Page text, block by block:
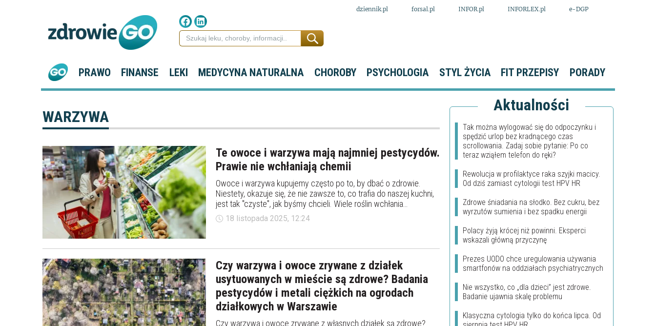
dziennik.pl forsal.pl INFOR.pl INFORLEX.pl e-DGP
PRAWO FINANSE LEKI MEDYCYNA NATURALNA CHOROBY PSYCHOLOGIA STYL ŻYCIA FIT PRZEPISY PORADY
WARZYWA
Te owoce i warzywa mają najmniej pestycydów.
Prawie nie wchłaniają chemii
Owoce i warzywa kupujemy często po to, by dbać o zdrowie.
Niestety, okazuje się, że nie zawsze to, co trafia do naszej kuchni,
jest tak "czyste", jak byśmy chcieli. Wiele roślin wchłania
pozostałości środków ochrony roślin, ale są też takie, które
naturalnie radzą sobie lepiej i prawie nie kumulują chemii. Jakie
18 listopada 2025, 12:24
Czy warzywa i owoce zrywane z działek
usytuowanych w mieście są zdrowe? Badania
pestycydów i metali ciężkich na ogrodach
działkowych w Warszawie
Czy warzywa i owoce zrywane z własnych działek są zdrowe?
Aktualności
Tak można wylogować się do odpoczynku i
spędzić urlop bez kradnącego czas
scrollowania. Zadaj sobie pytanie: Po co
teraz wziąłem telefon do ręki?
Rewolucja w profilaktyce raka szyjki macicy.
Od dziś zamiast cytologii test HPV HR
Zdrowe śniadania na słodko. Bez cukru, bez
wyrzutów sumienia i bez spadku energii
Polacy żyją krócej niż powinni. Eksperci
wskazali główną przyczynę
Prezes UODO chce uregulowania używania
smartfonów na oddziałach psychiatrycznych
Nie wszystko, co „dla dzieci” jest zdrowe.
Badanie ujawnia skalę problemu
Klasyczna cytologia tylko do końca lipca. Od